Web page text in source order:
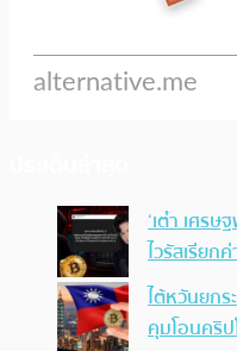
‘เต๋า เศร
ไวรัสเรียก
ไต้หวันยกร
คุมโอนคริ